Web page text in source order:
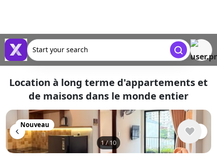
Start your search
Location à long terme d'appartements et
de maisons dans le monde entier
1/10
Nouveau